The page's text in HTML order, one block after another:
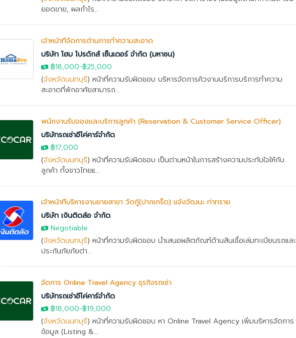
ยอดขาย, ผลกำไร...
เจ้าหน้าที่จัดการด้านการทำความสะอาด
บริษัท โฮม โปรดักส์ เซ็นเตอร์ จำกัด (มหาชน)
฿18,000-฿25,000
(จังหวัดนนทบุรี) หน้าที่ความรับผิดชอบ บริหารจัดการคิวงานบริการบริการทำความ
สะอาดที่พักอาศัยสามารถ...
พนักงานรับจองและบริการลูกค้า (Reservation & Customer Service Officer)
บริษัทรถเช่าอีโค่คาร์จำกัด
฿17,000
(จังหวัดนนทบุรี) หน้าที่ความรับผิดชอบ เป็นด่านหน้าในการสร้างความประทับใจให้กับ
ลูกค้า ทั้งชาวไทยแ...
เจ้าหน้าที่บริหารงานขายสาขา วัดกู้(ปากเกร็ด) แจ้งวัฒนะ ท่าทราย
บริษัท เงินติดล้อ จำกัด
Negotiable
(จังหวัดนนทบุรี) หน้าที่ความรับผิดชอบ นำเสนอผลิตภัณฑ์ด้านสินเชื่อเล่มทะเบียนรถและ
ประกันภัยภัยต่า...
จัดการ Online Travel Agency ธุรกิจรถเช่า
บริษัทรถเช่าอีโค่คาร์จำกัด
฿18,000-฿19,000
(จังหวัดนนทบุรี) หน้าที่ความรับผิดชอบ หา Online Travel Agency เพิ่มบริหารจัดการ
ข้อมูล (Listing &...